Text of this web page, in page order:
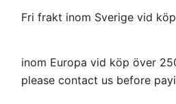
Fri frakt inom Sverige vid
inom Europa vid köp över
please contact us before